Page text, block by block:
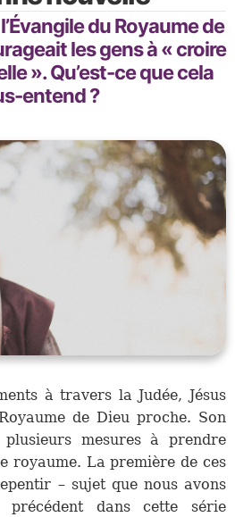
du Royaume de
les gens à « croire
». Qu’est-ce que cela
entend ?
à travers la Judée, Jésus
de Dieu proche. Son
plusieurs mesures à prendre
royaume. La première de ces
– sujet que nous avons
dans cette série